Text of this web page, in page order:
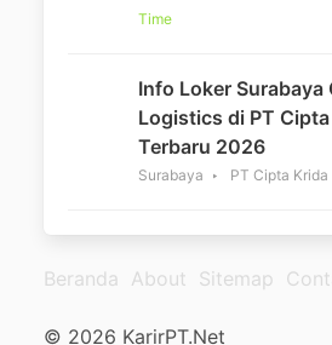
Time
Info Loker
Logistics di PT
Terbaru 2026
Surabaya PT Cipta Krida
Beranda About Sitemap
© 2026 KarirPT.Net